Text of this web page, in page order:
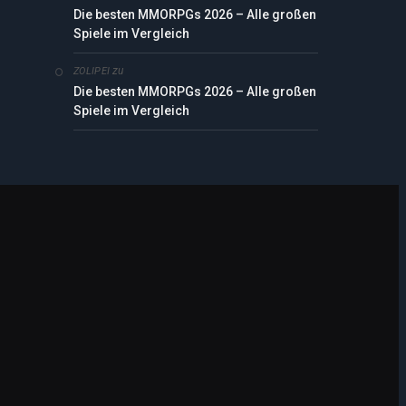
Die besten MMORPGs 2026 – Alle großen
Spiele im Vergleich
ZOLIPEI zu
Die besten MMORPGs 2026 – Alle großen
Spiele im Vergleich